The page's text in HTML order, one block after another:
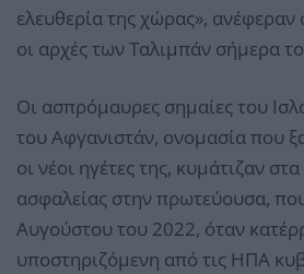
ελευθερία της χώρας»,
οι αρχές των Ταλιμπάν σήμερα
Οι ασπρόμαυρες σημαίες του
του Αφγανιστάν, ονομασία που
οι νέοι ηγέτες της, κυμάτιζαν
ασφαλείας στην πρωτεύουσα,
Αυγούστου του 2022, όταν
υποστηριζόμενη από τις ΗΠΑ